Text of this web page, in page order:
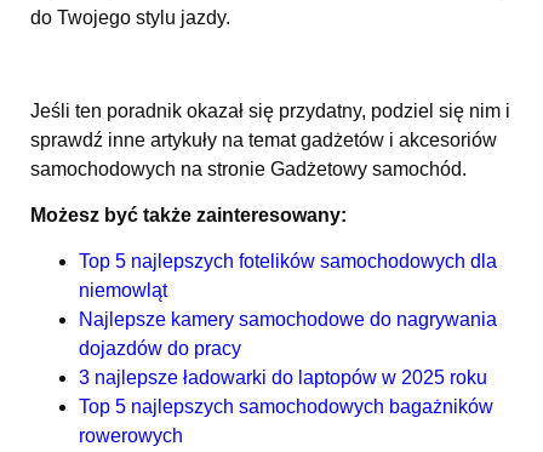
do Twojego stylu jazdy.
Jeśli ten poradnik okazał się przydatny, podziel się nim i
sprawdź inne artykuły na temat gadżetów i akcesoriów
samochodowych na stronie Gadżetowy samochód.
Możesz być także zainteresowany:
Top 5 najlepszych fotelików samochodowych dla
niemowląt
Najlepsze kamery samochodowe do nagrywania
dojazdów do pracy
3 najlepsze ładowarki do laptopów w 2025 roku
Top 5 najlepszych samochodowych bagażników
rowerowych